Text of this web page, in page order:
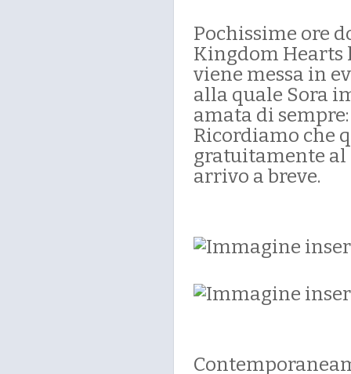
Pochissime ore
Kingdom Hearts
viene messa in
alla quale Sora
amata di
Ricordiamo che
gratuitamente al
arrivo a breve.